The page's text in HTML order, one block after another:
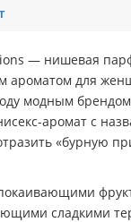
— нишевая
ароматом для
модным
аромат с
«бурную
сладкими